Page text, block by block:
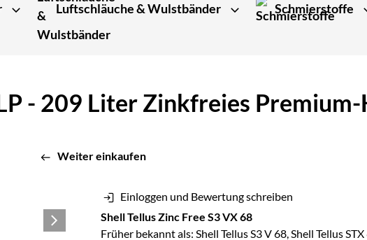
Luftschläuche & Wulstbänder Schmierstoffe
- 209 Liter Zinkfreies
Weiter einkaufen
Einloggen und Bewertung schreiben
Shell Tellus Zinc Free S3 VX 68
Früher bekannt als: Shell Tellus S3 V 68, Shell Tellus